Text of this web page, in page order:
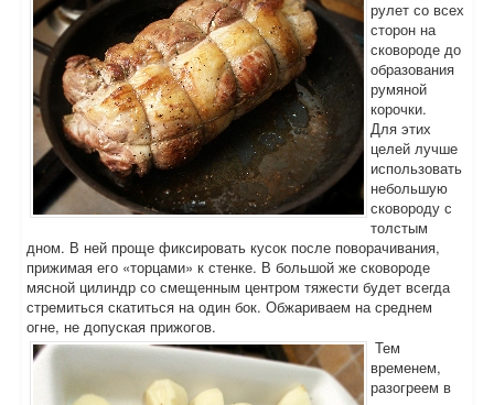
рулет со всех
сторон на
сковороде до
образования
румяной
корочки.
Для этих
целей лучше
использовать
небольшую
сковороду с
толстым
дном. В ней проще фиксировать кусок после поворачивания,
прижимая его «торцами» к стенке. В большой же сковороде
мясной цилиндр со смещенным центром тяжести будет всегда
стремиться скатиться на один бок. Обжариваем на среднем
огне, не допуская прижогов.
Тем
временем,
разогреем в